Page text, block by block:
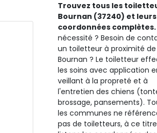
Trouvez tous les
Bournan (37240) et leurs
coordonnées complètes.
nécessité ? Besoin de
un toiletteur à proximité de
Bournan ? Le toiletteur
les soins avec application
veillant à la propreté et à
l'entretien des chiens
brossage, pansements).
les communes ne
pas de toiletteurs, à ce